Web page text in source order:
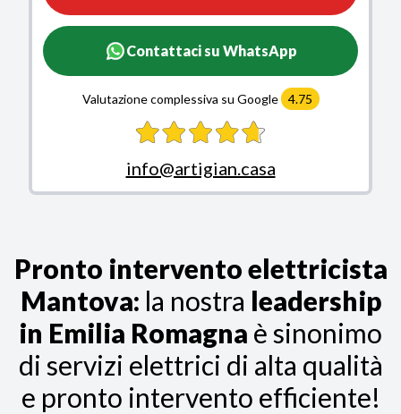
Contattaci su WhatsApp
Valutazione complessiva su Google 4.75
info@artigian.casa
Pronto intervento elettricista
Mantova: la nostra leadership
in Emilia Romagna è sinonimo
di servizi elettrici di alta qualità
e pronto intervento efficiente!